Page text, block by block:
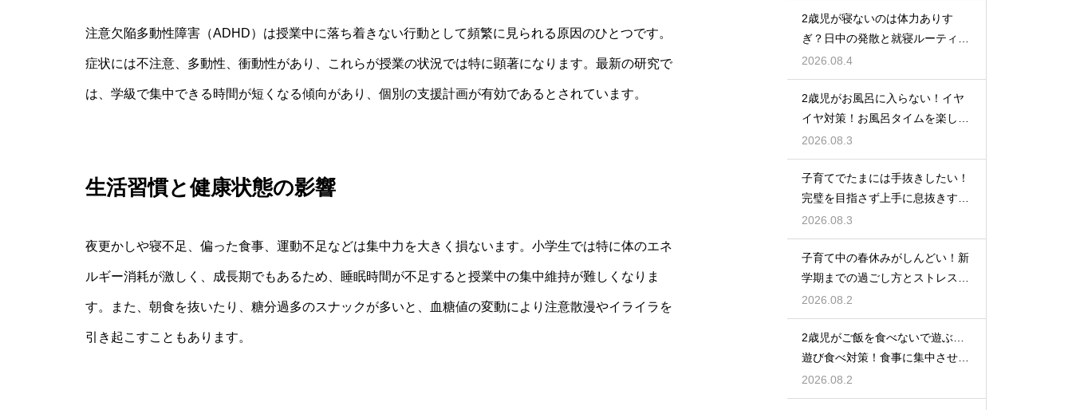
注意欠陥多動性障害（ADHD）は授業中に落ち着きない行動として頻繁に見られる原因のひとつです。
症状には不注意、多動性、衝動性があり、これらが授業の状況では特に顕著になります。最新の研究で
は、学級で集中できる時間が短くなる傾向があり、個別の支援計画が有効であるとされています。
生活習慣と健康状態の影響
夜更かしや寝不足、偏った食事、運動不足などは集中力を大きく損ないます。小学生では特に体のエネ
ルギー消耗が激しく、成長期でもあるため、睡眠時間が不足すると授業中の集中維持が難しくなりま
す。また、朝食を抜いたり、糖分過多のスナックが多いと、血糖値の変動により注意散漫やイライラを
引き起こすこともあります。
2歳児が寝ないのは体力ありす
ぎ？日中の発散と就寝ルーティン
でぐっすり作戦
2026.08.4
2歳児がお風呂に入らない！イヤ
イヤ対策！お風呂タイムを楽しく
するアイデア
2026.08.3
子育てでたまには手抜きしたい！
完璧を目指さず上手に息抜きする
ライフハック集
2026.08.3
子育て中の春休みがしんどい！新
学期までの過ごし方とストレス軽
減アイデア
2026.08.2
2歳児がご飯を食べないで遊ぶ…
遊び食べ対策！食事に集中させる
環境づくり
2026.08.2